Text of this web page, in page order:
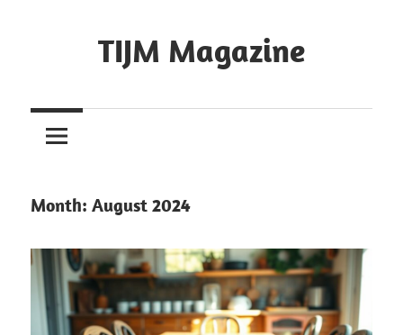
TIJM Magazine
Month: August 2024